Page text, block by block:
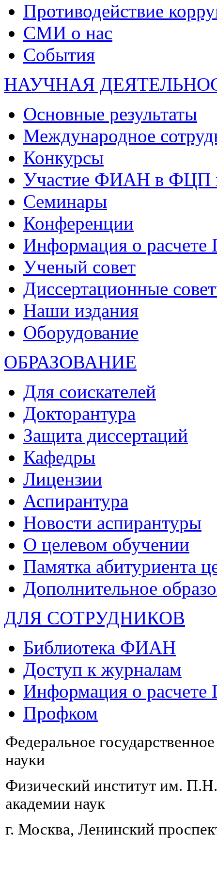
Противодействие
СМИ о нас
События
НАУЧНАЯ
Основные результаты
Международное
Конкурсы
Участие ФИАН в ФЦП
Семинары
Конференции
Информация о
Ученый совет
Диссертационные
Наши издания
Оборудование
ОБРАЗОВАНИЕ
Для соискателей
Докторантура
Защита диссертаций
Кафедры
Лицензии
Аспирантура
Новости аспирантуры
О целевом обучении
Памятка абитуриента
Дополнительное
ДЛЯ СОТРУДНИКОВ
Библиотека ФИАН
Доступ к журналам
Информация о
Профком
Федеральное
науки
Физический институт им.
академии наук
г. Москва, Ленинский